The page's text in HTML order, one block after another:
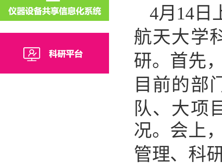
4月14 日
航天大学
研。 首先
目前的部
队、大项
况。
会上
管理、 科